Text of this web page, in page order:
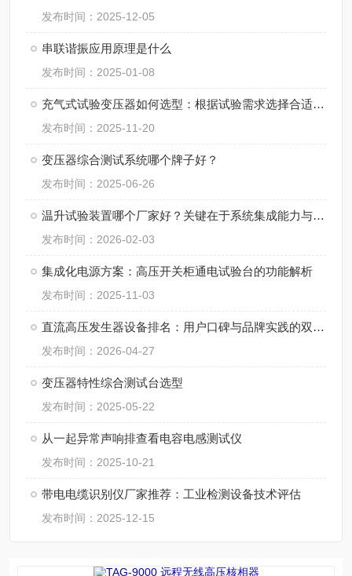
发布时间：2025-12-05
串联谐振应用原理是什么
发布时间：2025-01-08
充气式试验变压器如何选型：根据试验需求选择合适的变压器
发布时间：2025-11-20
变压器综合测试系统哪个牌子好？
发布时间：2025-06-26
温升试验装置哪个厂家好？关键在于系统集成能力与试验方案的完整性
发布时间：2026-02-03
集成化电源方案：高压开关柜通电试验台的功能解析
发布时间：2025-11-03
直流高压发生器设备排名：用户口碑与品牌实践的双重维度
发布时间：2026-04-27
变压器特性综合测试台选型
发布时间：2025-05-22
从一起异常声响排查看电容电感测试仪
发布时间：2025-10-21
带电电缆识别仪厂家推荐：工业检测设备技术评估
发布时间：2025-12-15